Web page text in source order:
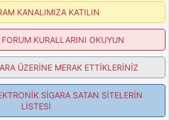
KANALIMIZA KATILIN
FORUM KURALLARINI OKUYUN
ÜZERİNE MERAK ETTİKLERİNİZ
SİGARA SATAN SİTELERİN
LİSTESİ